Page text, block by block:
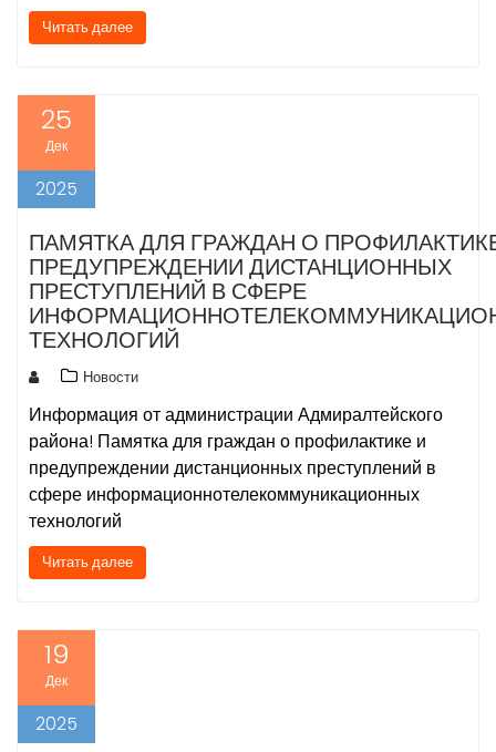
Читать далее
25
Дек
2025
ПАМЯТКА ДЛЯ ГРАЖДАН О
ПРЕДУПРЕЖДЕНИИ ДИСТАНЦИОННЫХ
ПРЕСТУПЛЕНИЙ В СФЕРЕ
ТЕХНОЛОГИЙ
Новости
Информация от администрации Адмиралтейского
района! Памятка для граждан о профилактике и
предупреждении дистанционных преступлений в
сфере информационнотелекоммуникационных
технологий
Читать далее
19
Дек
2025